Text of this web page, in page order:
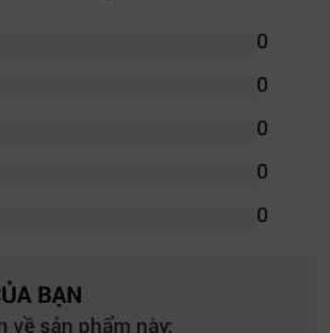
0
0
0
0
0
BẠN
về sản phẩm này: